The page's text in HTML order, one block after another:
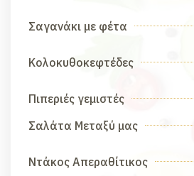
Σαγανάκι με φέτα
Κολοκυθοκεφτέδες
Πιπεριές γεμιστές
Σαλάτα Μεταξύ μας
Ντάκος Απεραθίτικος